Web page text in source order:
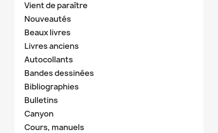
Vient de paraître
Nouveautés
Beaux livres
Livres anciens
Autocollants
Bandes dessinées
Bibliographies
Bulletins
Canyon
Cours, manuels